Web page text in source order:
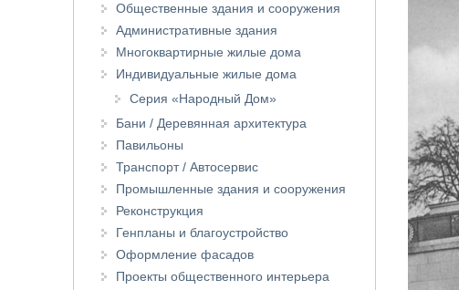
Общественные здания и сооружения
Административные здания
Многоквартирные жилые дома
Индивидуальные жилые дома
Серия «Народный Дом»
Бани / Деревянная архитектура
Павильоны
Транспорт / Автосервис
Промышленные здания и сооружения
Реконструкция
Генпланы и благоустройство
Оформление фасадов
Проекты общественного интерьера